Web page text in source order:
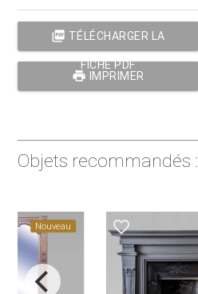
picture_as_pdf TÉLÉCHARGER LA
FICHE PDF
print IMPRIMER
Objets recommandés :
Nouveau favorite_border